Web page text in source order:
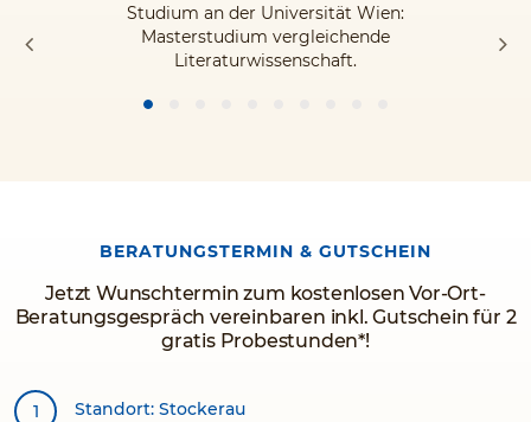
Studium an der Universität Wien:
Masterstudium vergleichende
Literaturwissenschaft.
BERATUNGSTERMIN & GUTSCHEIN
Jetzt Wunschtermin zum kostenlosen Vor-Ort-
Beratungsgespräch vereinbaren inkl. Gutschein für 2
gratis Probestunden*!
Standort: Stockerau